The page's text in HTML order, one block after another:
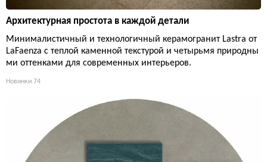
Архитектурная простота в каждой детали
Минималистичный и технологичный керамогранит Lastra от
LaFaenza с теплой каменной текстурой и четырьмя природны
ми оттенками для современных интерьеров.
Новинки 74